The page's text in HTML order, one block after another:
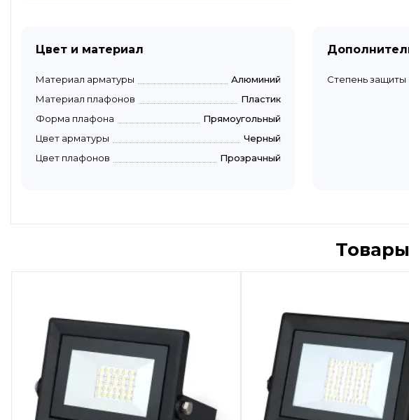
Цвет и материал
Материал арматуры
Алюминий
Материал плафонов
Пластик
Форма плафона
Прямоугольный
Цвет арматуры
Черный
Цвет плафонов
Прозрачный
Степень защиты
Быстрый